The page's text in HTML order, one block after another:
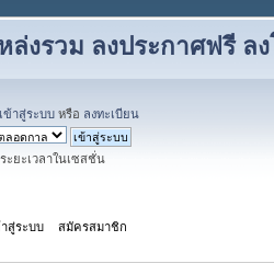
ล่งรวม ลงประกาศฟรี
เข้าสู่ระบบ หรือ ลงทะเบียน
ะยะเวลาในเซสชั่น
าสู่ระบบ สมัครสมาชิก